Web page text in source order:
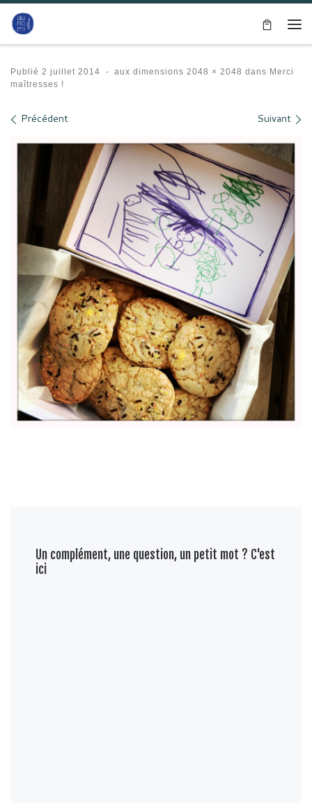
Passer au contenu
Publié 2 juillet 2014 - aux dimensions 2048 × 2048 dans Merci
maîtresses !
Navigation des images
Précédent Suivant
Un complément, une question, un petit mot ? C'est
ici